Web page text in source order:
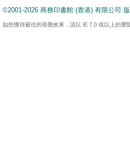
©2001-2026 商務印書館 (香港) 有限公司
如想獲得最佳的視覺效果，請以 IE 7.0 或以上的瀏